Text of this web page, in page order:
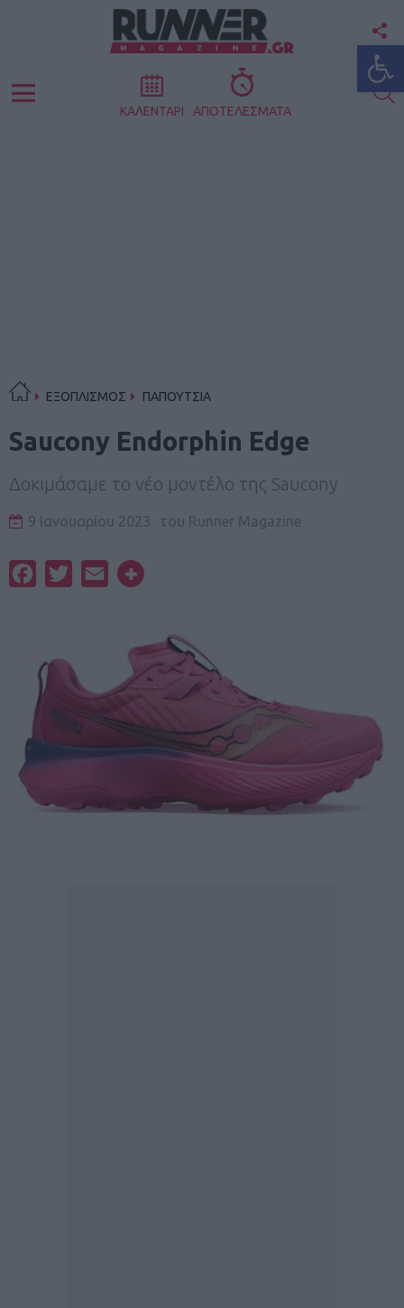
Menu ΚΑΛΕΝΤΑΡΙ ΑΠΟΤΕΛΕΣΜΑΤΑ
ΕΞΟΠΛΙΣΜΟΣ ΠΑΠΟΥΤΣΙΑ
Saucony Endorphin Edge
Δοκιμάσαμε το νέο μοντέλο της Saucony
9 Ιανουαρίου 2023 του Runner Magazine
FacebookTwitterEmail